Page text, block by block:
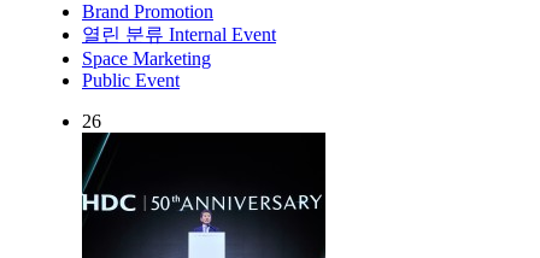
Brand Promotion
열린 분류 Internal Event
Space Marketing
Public Event
26